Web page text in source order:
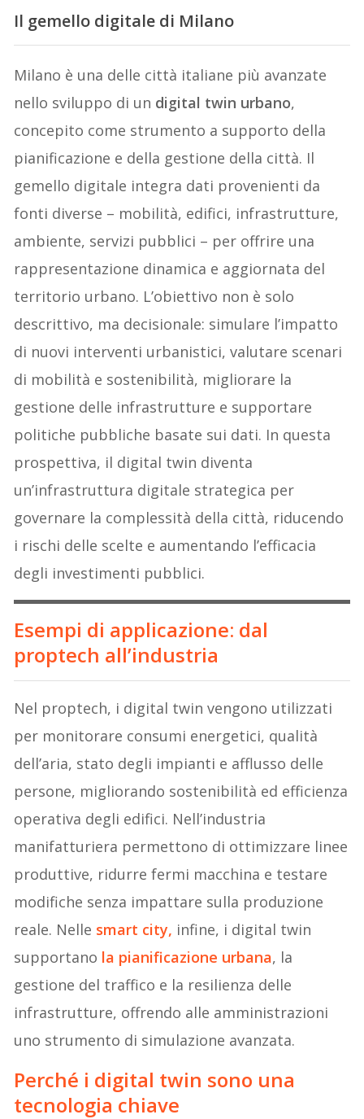
Il gemello digitale di Milano
Milano è una delle città italiane più avanzate
nello sviluppo di un digital twin urbano,
concepito come strumento a supporto della
pianificazione e della gestione della città. Il
gemello digitale integra dati provenienti da
fonti diverse – mobilità, edifici, infrastrutture,
ambiente, servizi pubblici – per offrire una
rappresentazione dinamica e aggiornata del
territorio urbano. L’obiettivo non è solo
descrittivo, ma decisionale: simulare l’impatto
di nuovi interventi urbanistici, valutare scenari
di mobilità e sostenibilità, migliorare la
gestione delle infrastrutture e supportare
politiche pubbliche basate sui dati. In questa
prospettiva, il digital twin diventa
un’infrastruttura digitale strategica per
governare la complessità della città, riducendo
i rischi delle scelte e aumentando l’efficacia
degli investimenti pubblici.
Esempi di applicazione: dal
proptech all’industria
Nel proptech, i digital twin vengono utilizzati
per monitorare consumi energetici, qualità
dell’aria, stato degli impianti e afflusso delle
persone, migliorando sostenibilità ed efficienza
operativa degli edifici. Nell’industria
manifatturiera permettono di ottimizzare linee
produttive, ridurre fermi macchina e testare
modifiche senza impattare sulla produzione
reale. Nelle smart city, infine, i digital twin
supportano la pianificazione urbana, la
gestione del traffico e la resilienza delle
infrastrutture, offrendo alle amministrazioni
uno strumento di simulazione avanzata.
Perché i digital twin sono una
tecnologia chiave